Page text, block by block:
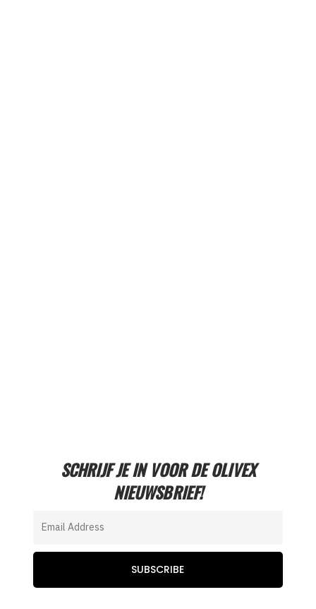
SCHRIJF JE IN VOOR DE OLIVEX
NIEUWSBRIEF!